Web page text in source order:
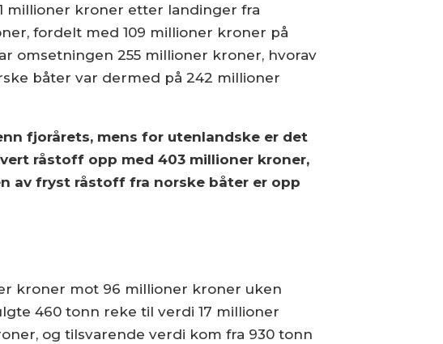
millioner kroner etter landinger fra
fordelt med 109 millioner kroner på
omsetningen 255 millioner kroner, hvorav
båter var dermed på 242 millioner
fjorårets, mens for utenlandske er det
råstoff opp med 403 millioner kroner,
av fryst råstoff fra norske båter er opp
kroner mot 96 millioner kroner uken
460 tonn reke til verdi 17 millioner
og tilsvarende verdi kom fra 930 tonn